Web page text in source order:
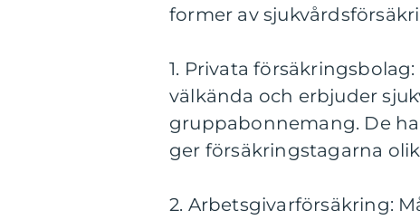
former av
1. Privata
välkända och erbjuder
gruppabonnemang. De
ger försäkringstagarna
2. Arbetsgivarförsäkring: